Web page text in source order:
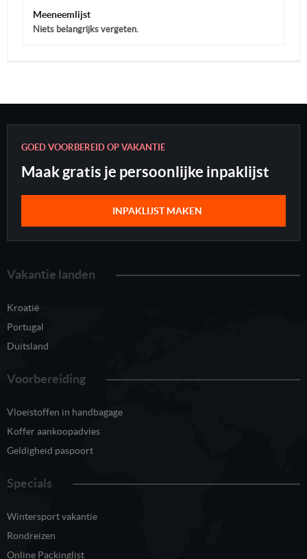
Meeneemlijst
Niets belangrijks vergeten.
GOED VOORBEREID OP VAKANTIE
Maak gratis je persoonlijke inpaklijst
INPAKLIJST MAKEN
Vakantie landen
Kroatië
Portugal
Duitsland
Voorbereiding
Vloeistoffen in handbagage
Koffer aankoopadvies
Geldigheid paspoort
Specials
Wintersport vakantie
Rondreizen
Online Packinglist